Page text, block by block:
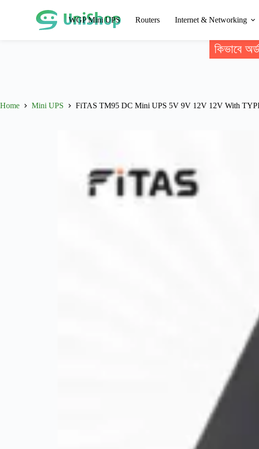
WGP Mini UPS Routers Internet & Networking
কিভাবে
Home Mini UPS FiTAS TM95 DC Mini UPS 5V 9V 12V 12V With